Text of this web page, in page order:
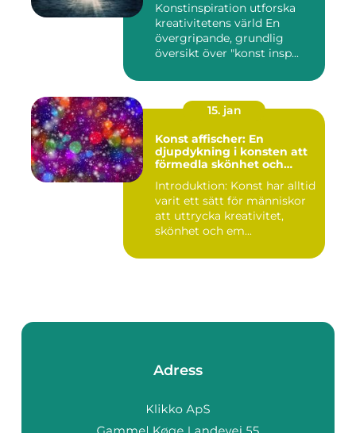
Konstinspiration utforska
kreativitetens värld En
övergripande, grundlig
översikt över "konst insp...
15. jan
Konst affischer: En
djupdykning i konsten att
förmedla skönhet och
Introduktion: Konst har alltid
varit ett sätt för människor
att uttrycka kreativitet,
skönhet och em...
Adress